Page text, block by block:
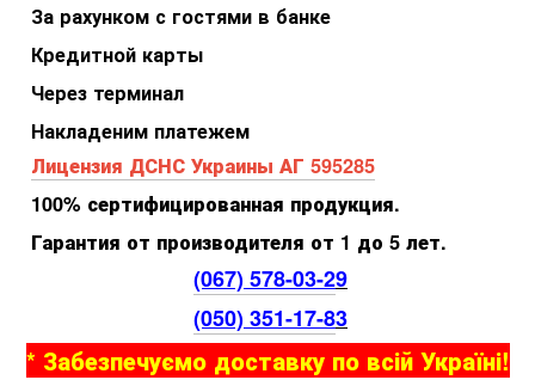
За рахунком с гостями в банке
Кредитной карты
Через терминал
Накладеним платежем
Лицензия ДСНС Украины АГ 595285
100% сертифицированная продукция.
Гарантия от производителя от 1 до 5 лет.
(067) 578-03-29
(050) 351-17-83
* Забезпечуємо доставку по всій Україні!